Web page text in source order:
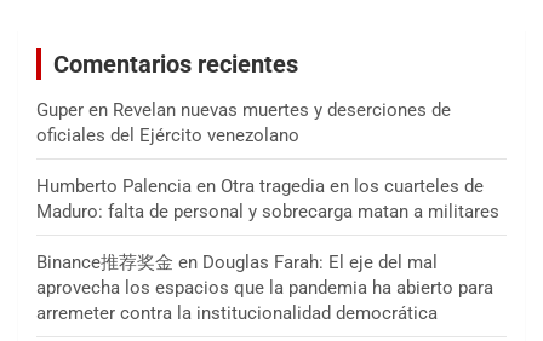
Comentarios recientes
Guper en Revelan nuevas muertes y deserciones de
oficiales del Ejército venezolano
Humberto Palencia en Otra tragedia en los cuarteles de
Maduro: falta de personal y sobrecarga matan a militares
Binance推荐奖金 en Douglas Farah: El eje del mal
aprovecha los espacios que la pandemia ha abierto para
arremeter contra la institucionalidad democrática